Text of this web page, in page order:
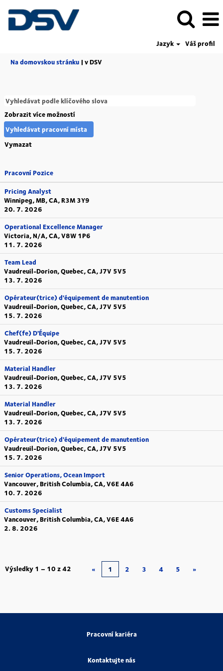
Jazyk
Váš profil
Na domovskou stránku | v DSV(aktuální
Zobrazit více možností
Vymazat
Pracovní Pozice
Pricing Analyst
Winnipeg, MB, CA, R3M 3Y9
20. 7. 2026
Operational Excellence Manager
Victoria, N/A, CA, V8W 1P6
11. 7. 2026
Team Lead
Vaudreuil-Dorion, Quebec, CA, J7V 5V5
13. 7. 2026
Opérateur(trice) d'équipement de manutention
Vaudreuil-Dorion, Quebec, CA, J7V 5V5
15. 7. 2026
Chef(fe) D'Équipe
Vaudreuil-Dorion, Quebec, CA, J7V 5V5
15. 7. 2026
Material Handler
Vaudreuil-Dorion, Quebec, CA, J7V 5V5
13. 7. 2026
Material Handler
Vaudreuil-Dorion, Quebec, CA, J7V 5V5
13. 7. 2026
Opérateur(trice) d'équipement de manutention
Vaudreuil-Dorion, Quebec, CA, J7V 5V5
15. 7. 2026
Senior Operations, Ocean Import
Vancouver, British Columbia, CA, V6E 4A6
10. 7. 2026
Customs Specialist
Vancouver, British Columbia, CA, V6E 4A6
2. 8. 2026
Výsledky 1 – 10 z42 « 1 2 3 4 5 »
Pracovní kariéra
Kontaktujte nás